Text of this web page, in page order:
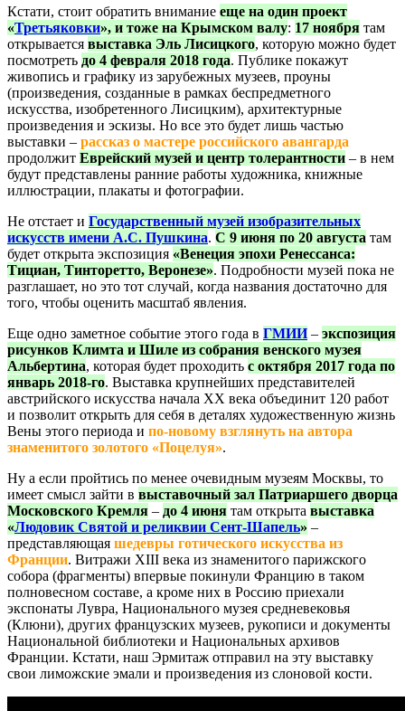
Кстати, стоит обратить внимание еще на один проект
«Третьяковки», и тоже на Крымском валу: 17 ноября там
открывается выставка Эль Лисицкого, которую можно будет
посмотреть до 4 февраля 2018 года. Публике покажут
живопись и графику из зарубежных музеев, проуны
(произведения, созданные в рамках беспредметного
искусства, изобретенного Лисицким), архитектурные
произведения и эскизы. Но все это будет лишь частью
выставки – рассказ о мастере российского авангарда
продолжит Еврейский музей и центр толерантности – в нем
будут представлены ранние работы художника, книжные
иллюстрации, плакаты и фотографии.
Не отстает и Государственный музей изобразительных
искусств имени А.С. Пушкина. C 9 июня по 20 августа там
будет открыта экспозиция «Венеция эпохи Ренессанса:
Тициан, Тинторетто, Веронезе». Подробности музей пока не
разглашает, но это тот случай, когда названия достаточно для
того, чтобы оценить масштаб явления.
Еще одно заметное событие этого года в ГМИИ– экспозиция
рисунков Климта и Шиле из собрания венского музея
Альбертина, которая будет проходить с октября 2017 года по
январь 2018-го. Выставка крупнейших представителей
австрийского искусства начала ХХ века объединит 120 работ
и позволит открыть для себя в деталях художественную жизнь
Вены этого периода и по-новому взглянуть на автора
знаменитого золотого «Поцелуя».
Ну а если пройтись по менее очевидным музеям Москвы, то
имеет смысл зайти в выставочный зал Патриаршего дворца
Московского Кремля – до 4 июня там открыта выставка
«Людовик Святой и реликвии Сент-Шапель» –
представляющая шедевры готического искусства из
Франции. Витражи XIII века из знаменитого парижского
собора (фрагменты) впервые покинули Францию в таком
полновесном составе, а кроме них в Россию приехали
экспонаты Лувра, Национального музея средневековья
(Клюни), других французских музеев, рукописи и документы
Национальной библиотеки и Национальных архивов
Франции. Кстати, наш Эрмитаж отправил на эту выставку
свои лиможские эмали и произведения из слоновой кости.